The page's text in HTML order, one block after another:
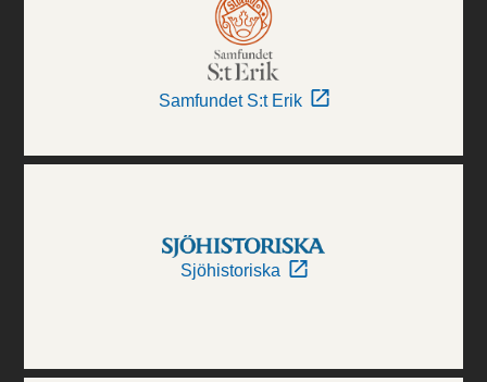
Samfundet S:t Erik
Sjöhistoriska